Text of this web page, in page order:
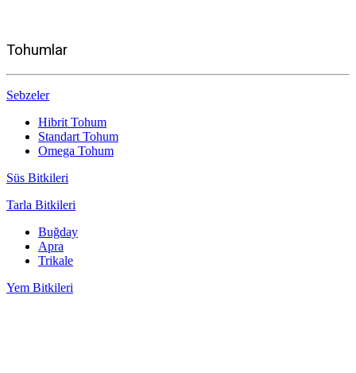
Tohumlar
Sebzeler
Hibrit Tohum
Standart Tohum
Omega Tohum
Süs Bitkileri
Tarla Bitkileri
Buğday
Apra
Trikale
Yem Bitkileri